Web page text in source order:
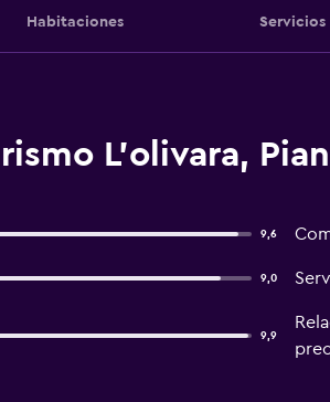
Habitaciones Servicios
L'olivara,
9,6
9,0
9,9